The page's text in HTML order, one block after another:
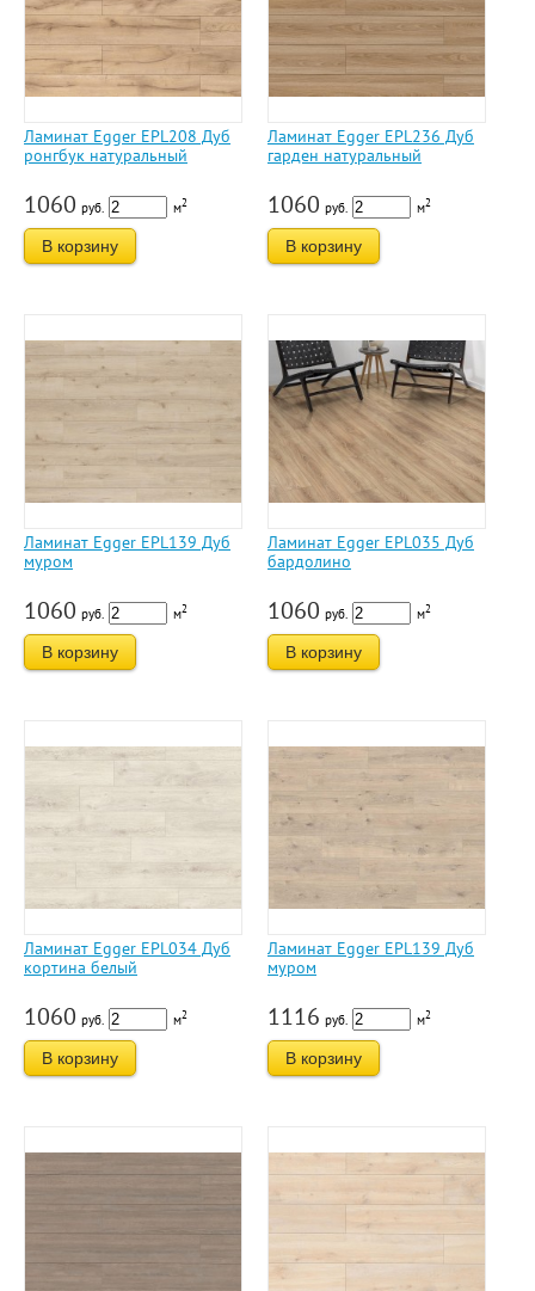
Ламинат Egger EPL208 Дуб
ронгбук натуральный
1060 руб. м2
В корзину
Ламинат Egger EPL236 Дуб
гарден натуральный
1060 руб. м2
В корзину
Ламинат Egger EPL139 Дуб
муром
1060 руб. м2
В корзину
Ламинат Egger EPL035 Дуб
бардолино
1060 руб. м2
В корзину
Ламинат Egger EPL034 Дуб
кортина белый
1060 руб. м2
В корзину
Ламинат Egger EPL139 Дуб
муром
1116 руб. м2
В корзину